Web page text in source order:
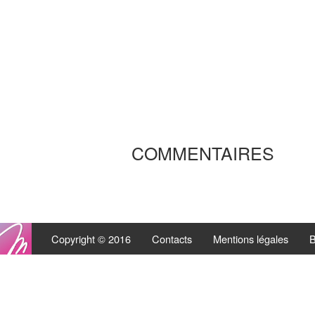
COMMENTAIRES
Copyright © 2016 Contacts Mentions légales